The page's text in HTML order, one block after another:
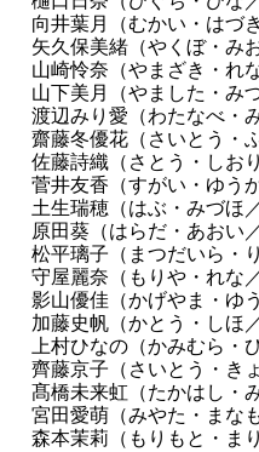
向井葉月（むかい・はづ
矢久保美緒（やくぼ・み
山崎怜奈（やまざき・れ
山下美月（やました・み
渡辺みり愛（わたなべ・
齋藤冬優花（さいとう・
佐藤詩織（さとう・しお
菅井友香（すがい・ゆう
土生瑞穂（はぶ・みづほ／
原田葵（はらだ・あおい／
松平璃子（まつだいら・
守屋麗奈（もりや・れな／
影山優佳（かげやま・ゆ
加藤史帆（かとう・しほ
上村ひなの（かみむら・
齊藤京子（さいとう・き
髙橋未来虹（たかはし・
宮田愛萌（みやた・まな
森本茉莉（もりもと・ま